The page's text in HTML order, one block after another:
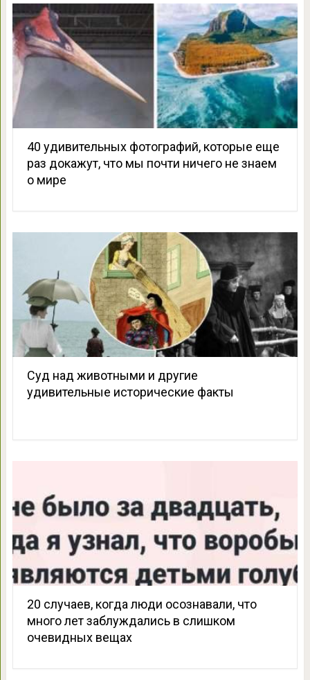
40 удивительных фотографий, которые еще
раз докажут, что мы почти ничего не знаем
о мире
Суд над животными и другие
удивительные исторические факты
20 случаев, когда люди осознавали, что
много лет заблуждались в слишком
очевидных вещах